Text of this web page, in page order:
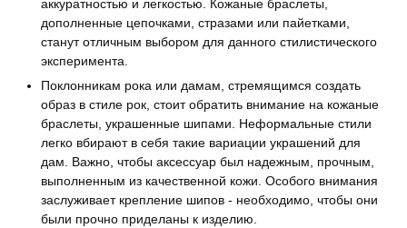
аккуратностью и легкостью. Кожаные браслеты,
дополненные цепочками, стразами или пайетками,
станут отличным выбором для данного стилистического
эксперимента.
Поклонникам рока или дамам, стремящимся создать
образ в стиле рок, стоит обратить внимание на кожаные
браслеты, украшенные шипами. Неформальные стили
легко вбирают в себя такие вариации украшений для
дам. Важно, чтобы аксессуар был надежным, прочным,
выполненным из качественной кожи. Особого внимания
заслуживает крепление шипов - необходимо, чтобы они
были прочно приделаны к изделию.